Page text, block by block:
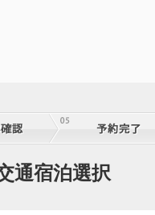
通宿泊選択
を利用する 6
08:15
09:55